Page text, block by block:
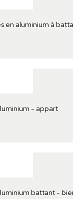
en aluminium à
- appart
battant -